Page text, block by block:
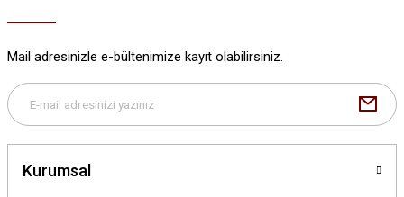
Mail adresinizle e-bültenimize kayıt olabilirsiniz.
Kurumsal